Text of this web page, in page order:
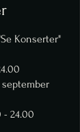
Konserter"
- 24.00